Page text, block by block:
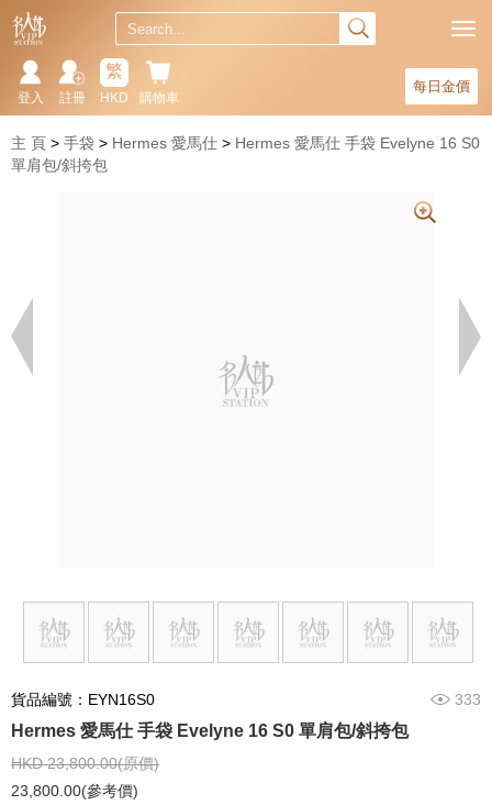
每日金價
購物車
繁
HKD
註冊
登入
主 頁 手袋 Hermes 愛馬仕
Hermes 愛馬仕 手袋 Evelyne 16 S0
單肩包/斜挎包
貨品編號：EYN16S0 333
Hermes 愛馬仕 手袋 Evelyne 16 S0 單肩包/斜挎包
HKD 23,800.00(原價)
23,800.00(參考價)